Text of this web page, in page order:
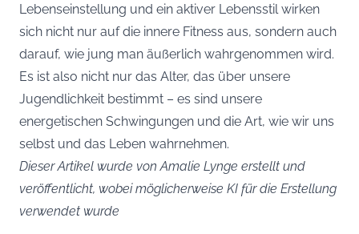
Lebenseinstellung und ein aktiver Lebensstil wirken
sich nicht nur auf die innere Fitness aus, sondern auch
darauf, wie jung man äußerlich wahrgenommen wird.
Es ist also nicht nur das Alter, das über unsere
Jugendlichkeit bestimmt – es sind unsere
energetischen Schwingungen und die Art, wie wir uns
selbst und das Leben wahrnehmen.
Dieser Artikel wurde von Amalie Lynge erstellt und
veröffentlicht, wobei möglicherweise KI für die Erstellung
verwendet wurde